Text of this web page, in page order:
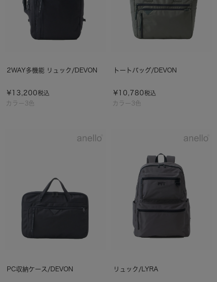
カラー3色
2WAY多機能 リュック/DEVON
¥ 13,200税込
カラー3色
トートバッグ/DEVON
¥ 10,780税込
PC収納ケース/DEVON リュック/LYRA